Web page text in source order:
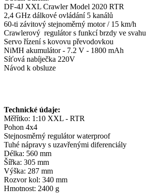
DF-4J XXL Crawler Model 2020 RTR
2,4 GHz dálkové ovládání 5 kanálů
60-ti závitový stejnoměrný motor / 15 km/h
Crawlerový regulátor s funkcí brzdy ve svahu
Servo řízení s kovovu převodovkou
NiMH akumulátor - 7.2 V - 1800 mAh
Síťová nabíječka 220V
Návod k obsluze
Technické údaje:
Měřítko: 1:10 XXL - RTR
Pohon 4x4
Stejnosměrný regulátor waterproof
Tuhé nápravy s uzavřenými diferenciály
Délka: 560 mm
Šířka: 305 mm
Výška: 287 mm
Rozvor kol: 340 mm
Hmotnost: 2400 g